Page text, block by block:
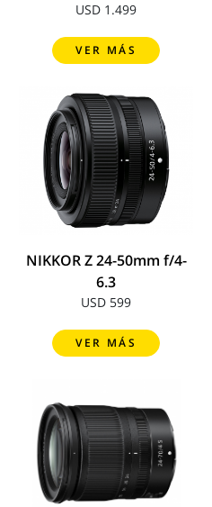
USD 1.499
VER MÁS
NIKKOR Z 24-50mm f/4-
6.3
USD 599
VER MÁS